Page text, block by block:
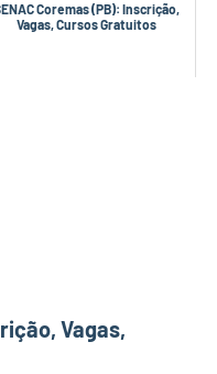
Coremas (PB): Inscrição,
Vagas, Cursos Gratuitos
Vagas,